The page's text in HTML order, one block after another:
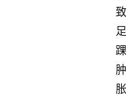
致
足
踝
肿
胀